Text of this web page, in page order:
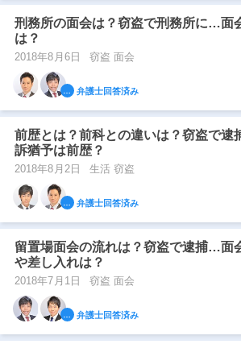
刑務所の面会は？窃盗で刑務所に…面
は？
2018年8月6日 窃盗 面会
弁護士回答済み
前歴とは？前科との違いは？窃盗で逮
訴猶予は前歴？
2018年8月2日 生活 窃盗
弁護士回答済み
留置場面会の流れは？窃盗で逮捕…面
や差し入れは？
2018年7月1日 窃盗 面会
弁護士回答済み